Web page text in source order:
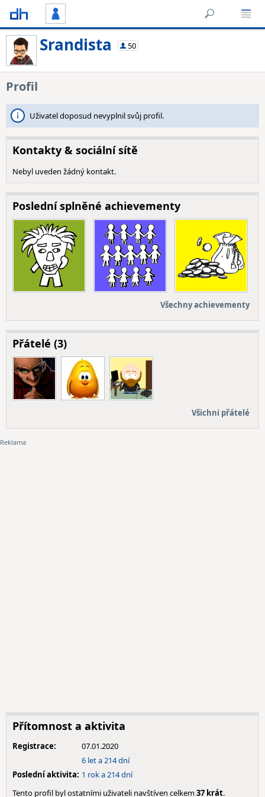
Srandista 50
Profil
Uživatel doposud nevyplnil svůj profil.
Kontakty & sociální sítě
Nebyl uveden žádný kontakt.
Poslední splněné achievementy
Všechny achievementy
Přátelé (3)
Všichni přátelé
Přítomnost a aktivita
Registrace:
07.01.2020
6 let a 214 dní
Poslední aktivita: 1 rok a 214 dní
Tento profil byl ostatními uživateli navštíven celkem37 krát.